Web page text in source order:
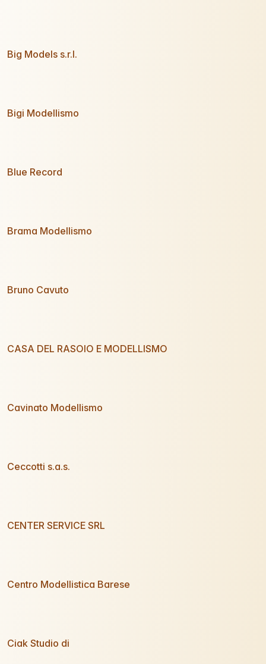
Big Models s.r.l.
Bigi Modellismo
Blue Record
Brama Modellismo
Bruno Cavuto
CASA DEL RASOIO E MODELLISMO
Cavinato Modellismo
Ceccotti s.a.s.
CENTER SERVICE SRL
Centro Modellistica Barese
Ciak Studio di